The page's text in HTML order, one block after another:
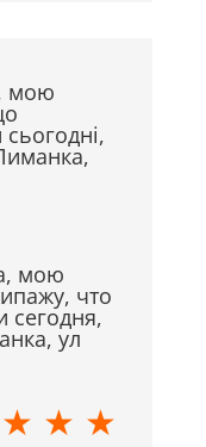
мою
мою
что
сегодня,
ул
★ ★